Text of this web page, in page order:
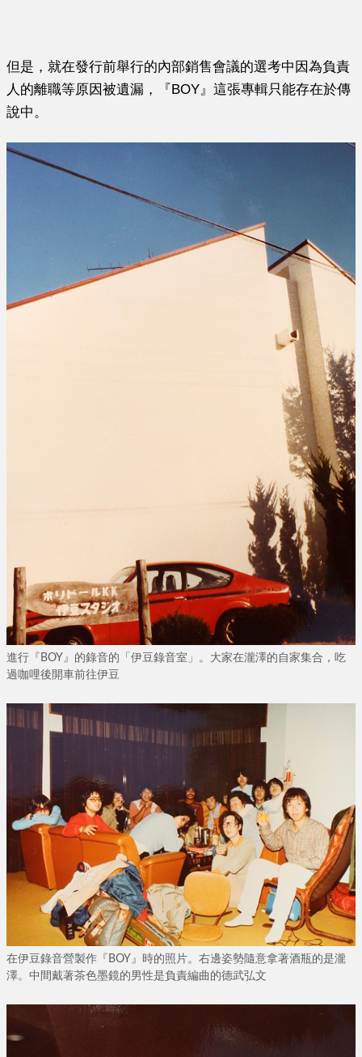
但是，就在發行前舉行的內部銷售會議的選考中因為負責
人的離職等原因被遺漏，『BOY』這張專輯只能存在於傳
說中。
進行『BOY』的錄音的「伊豆錄音室」。大家在瀧澤的自家集合，吃
過咖哩後開車前往伊豆
在伊豆錄音營製作『BOY』時的照片。右邊姿勢隨意拿著酒瓶的是瀧
澤。中間戴著茶色墨鏡的男性是負責編曲的德武弘文